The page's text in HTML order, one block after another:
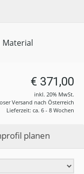
Material
€ 371,00
inkl. 20% MwSt.
Versand nach Österreich
Lieferzeit: ca. 6 - 8 Wochen
planen